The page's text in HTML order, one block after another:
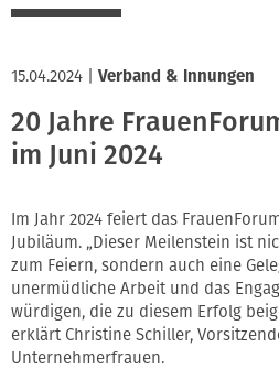
15.04.2024 Verband & Innungen
20 Jahre
im Juni 2024
Im Jahr 2024 feiert das
Jubiläum. „Dieser Meilenstein ist
zum Feiern, sondern auch eine
unermüdliche Arbeit und das
würdigen, die zu diesem Erfolg
erklärt Christine Schiller,
Unternehmerfrauen.